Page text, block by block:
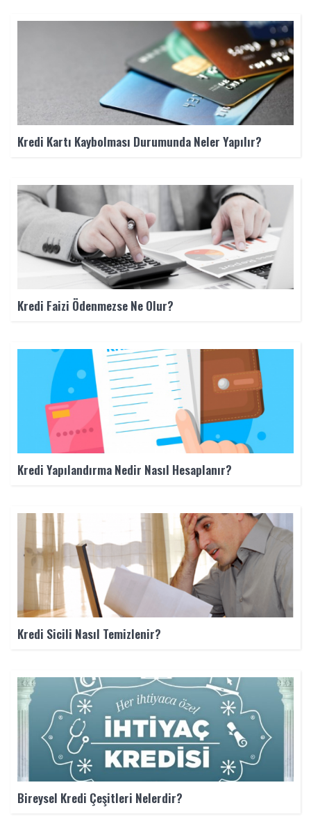
Kredi Kartı Kaybolması Durumunda Neler Yapılır?
Kredi Faizi Ödenmezse Ne Olur?
Kredi Yapılandırma Nedir Nasıl Hesaplanır?
Kredi Sicili Nasıl Temizlenir?
Bireysel Kredi Çeşitleri Nelerdir?